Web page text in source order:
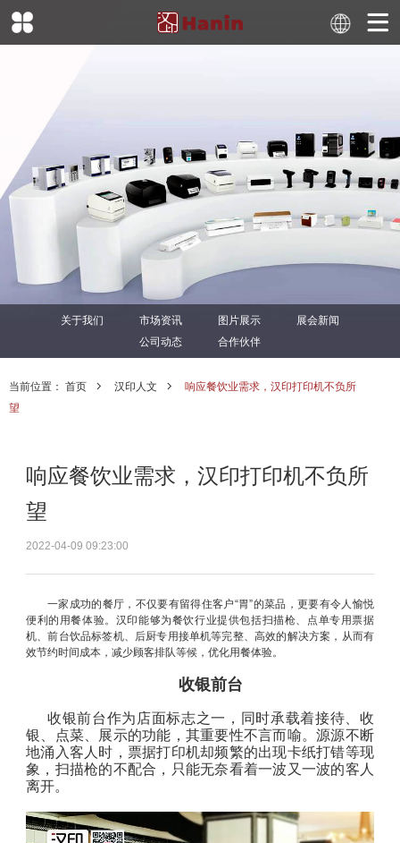
关于我们 市场资讯 图片展示
展会新闻
公司动态
合作伙伴
当前位置： 首页 汉印人文
响应餐饮业需求，汉印打印机不负所
望
响应餐饮业需求，汉印打印机不负所
望
2022-04-09 09:23:00
一家成功的餐厅，不仅要有留得住客户“胃”的菜品，更要有令人愉悦
便利的用餐体验。汉印能够为餐饮行业提供包括扫描枪、点单专用票据
机、前台饮品标签机、后厨专用接单机等完整、高效的解决方案，从而有
效节约时间成本，减少顾客排队等候，优化用餐体验。
收银前台
收银前台作为店面标志之一，同时承载着接待、收
银、点菜、展示的功能，其重要性不言而喻。源源不断
地涌入客人时，票据打印机却频繁的出现卡纸打错等现
象，扫描枪的不配合，只能无奈看着一波又一波的客人
离开。